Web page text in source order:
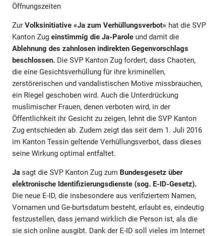
Öffnungszeiten
Zur Volksinitiative «Ja zum Verhüllungsverbot» hat die SVP
Kanton Zug einstimmig die Ja-Parole und damit die
Ablehnung des zahnlosen indirekten Gegenvorschlags
beschlossen. Die SVP Kanton Zug fordert, dass Chaoten,
die eine Gesichtsverhüllung für ihre kriminellen,
zerstörerischen und vandalistischen Motive missbrauchen,
ein Riegel geschoben wird. Auch die Unterdrückung
muslimischer Frauen, denen verboten wird, in der
Öffentlichkeit ihr Gesicht zu zeigen, lehnt die SVP Kanton
Zug entschieden ab. Zudem zeigt das seit dem 1. Juli 2016
im Kanton Tessin geltende Verhüllungsverbot, dass dieses
seine Wirkung optimal entfaltet.
Ja sagt die SVP Kanton Zug zum Bundesgesetz über
elektronische Identifizierungsdienste (sog. E-ID-Gesetz).
Die neue E-ID, die insbesondere aus verifiziertem Namen,
Vornamen und Ge-burtsdatum besteht, erlaubt es, eindeutig
festzustellen, dass jemand wirklich die Person ist, als die
sie sich online ausgibt. Dank der E-ID soll vieles im Internet